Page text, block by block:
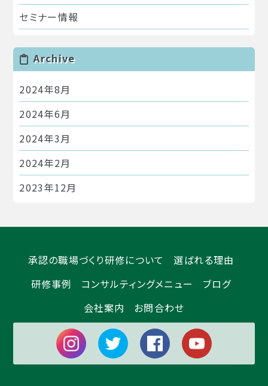
セミナー情報
Archive
2024年8月
2024年6月
2024年3月
2024年2月
2023年12月
2023年9月
2023年8月
2023年6月
2023年5月
承認の職場づくり研修について
選ばれる理由
研修事例
コンサルティングメニュー
ブログ
会社案内
お問合わせ